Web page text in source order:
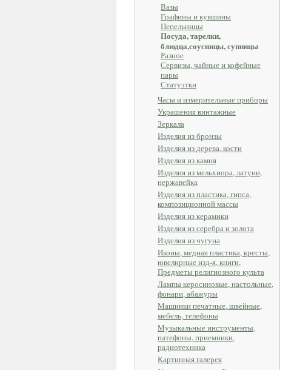
Вазы
Графины и кувшины
Пепельницы
Посуда, тарелки,
блюдца,соусницы, супницы
Разное
Сервизы, чайные и кофейные
пары
Статуэтки
Часы и измерительные приборы
Украшения винтажные
Зеркала
Изделия из бронзы
Изделия из дерева, кости
Изделия из камня
Изделия из мельхиора, латуни,
нержавейка
Изделия из пластика, гипса,
композиционной массы
Изделия из керамики
Изделия из серебра и золота
Изделия из чугуна
Иконы, медная пластика, кресты,
ювелирные изд-я, книги,
Предметы религиозного культа
Лампы керосиновые, настольные,
фонари, абажуры
Машинки печатные, швейные,
мебель, телефоны
Музыкальные инструменты,
патефоны, приемники,
радиотехника
Картинная галерея